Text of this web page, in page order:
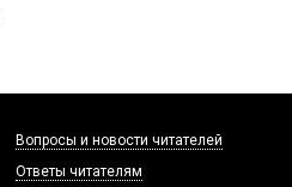
Вопросы и новости читателей
Ответы читателям